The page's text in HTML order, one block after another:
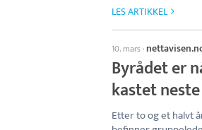
LES ARTIKKEL
10. mars·
Byrådet er
kastet
Etter to og et halvt